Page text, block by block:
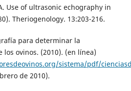
Use of ultrasonic echography in
Theriogenology. 13:203-216.
para determinar la
ovinos. (2010). (en línea)
sistema/pdf/
de 2010).